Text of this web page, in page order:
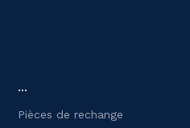
...
Pièces de rechange